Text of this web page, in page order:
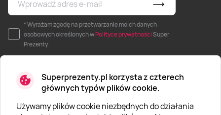
Superprezenty.pl korzysta z czterech
głównych typów plików cookie.
Używamy plików cookie niezbędnych do działania
* Wyrażam zgodę na przetwarzanie moich danych
osobowych określonych wPolityce prywatnościSuper
Prezenty.
O SUPERPREZENTY